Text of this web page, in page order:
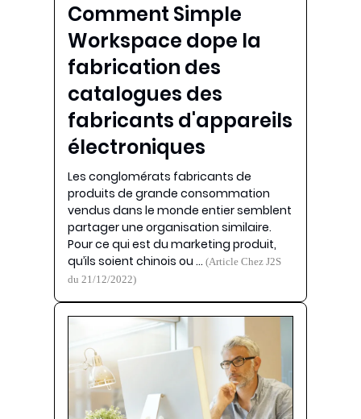
Comment Simple
Workspace dope la
fabrication des
catalogues des
fabricants d'appareils
électroniques
Les conglomérats fabricants de
produits de grande consommation
vendus dans le monde entier semblent
partager une organisation similaire.
Pour ce qui est du marketing produit,
qu’ils soient chinois ou …(Article Chez J2S
du 21/12/2022)